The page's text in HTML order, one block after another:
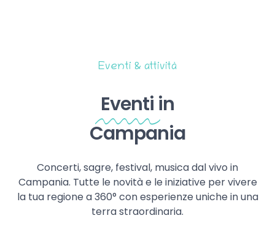
Eventi & attività
Eventi in
Campania
Concerti, sagre, festival, musica dal vivo in
Campania. Tutte le novità e le iniziative per vivere
la tua regione a 360° con esperienze uniche in una
terra straordinaria.